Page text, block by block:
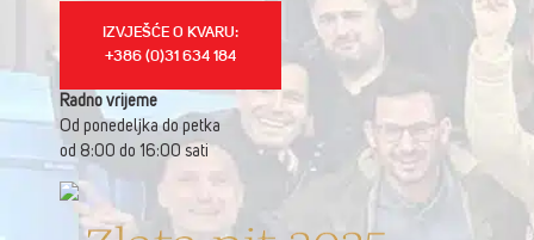
IZVJEŠĆE O KVARU:
+386 (0)31 634 184
Radno vrijeme
Od ponedeljka do petka
od 8:00 do 16:00 sati